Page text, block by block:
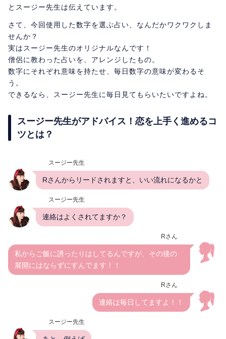
とスージー先生は伝えています。
さて、今回使用した数字を選ぶ占い、なんだかワクワクしま
せんか？
実はスージー先生のオリジナルなんです！
僧侶に教わった占いを、アレンジしたもの。
数字にそれぞれ意味を持たせ、毎日数字の意味が変わるそ
う。
できるなら、スージー先生に毎日見てもらいたいですよね。
スージー先生がアドバイス！恋を上手く進めるコ
ツとは？
スージー先生
Rさんからリードされますと、いい流れになるかと
スージー先生
連絡はよくされてますか？
Rさん
私からご飯に誘ったりはしてるんですが、その後の
展開にはならずにすんでます！！
Rさん
連絡は毎日してますよ！！
スージー先生